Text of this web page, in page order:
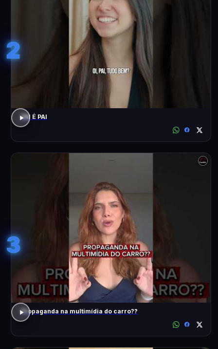
2
PAI É PAI
3
Propaganda na multimídia do carro??